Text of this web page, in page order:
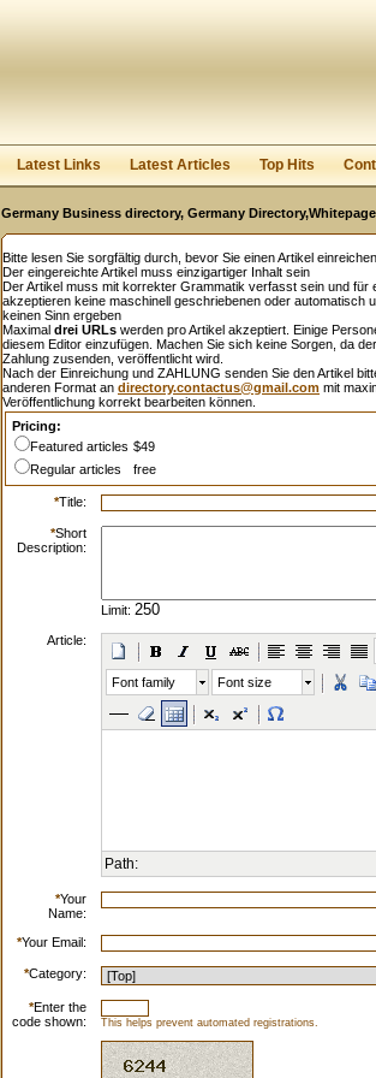
Latest Links Latest Articles Top Hits
Germany Business directory, Germany
Bitte lesen Sie sorgfältig durch, bevor Sie einen Artikel einreichen
Der eingereichte Artikel muss einzigartiger Inhalt sein
Der Artikel muss mit korrekter Grammatik verfasst sein und für
akzeptieren keine maschinell geschriebenen oder automatisch
keinen Sinn ergeben
Maximal drei URLs werden pro Artikel akzeptiert. Einige
diesem Editor einzufügen. Machen Sie sich keine Sorgen, da
Zahlung zusenden, veröffentlicht wird.
Nach der Einreichung und ZAHLUNG senden Sie den Artikel
anderen Format an directory.contactus@gmail.com mit
Veröffentlichung korrekt bearbeiten können.
Pricing:
Featured articles $49
Regular articles
free
*Title:
*Short
Description:
Limit:
Article:
Font family Font size
Path:
*Your
Name:
*Your Email:
*Category:
*Enter the
code shown:
This helps prevent automated registrations.